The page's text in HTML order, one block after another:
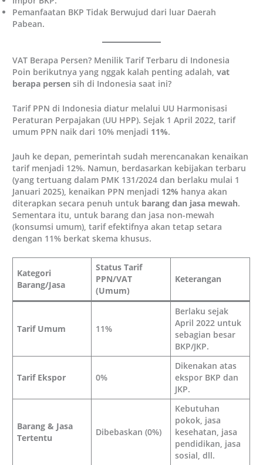
Pemanfaatan BKP Tidak Berwujud dari luar Daerah
Pabean.
VAT Berapa Persen? Menilik Tarif Terbaru di Indonesia
Poin berikutnya yang nggak kalah penting adalah,vat
berapa persen sih di Indonesia saat ini?
Tarif PPN di Indonesia diatur melalui UU Harmonisasi
Peraturan Perpajakan (UU HPP). Sejak 1 April 2022, tarif
umum PPN naik dari 10% menjadi 11%.
Jauh ke depan, pemerintah sudah merencanakan kenaikan
tarif menjadi 12%. Namun, berdasarkan kebijakan terbaru
(yang tertuang dalam PMK 131/2024 dan berlaku mulai 1
Januari 2025), kenaikan PPN menjadi 12% hanya akan
diterapkan secara penuh untuk barang dan jasa mewah.
Sementara itu, untuk barang dan jasa non-mewah
(konsumsi umum), tarif efektifnya akan tetap setara
dengan 11% berkat skema khusus.
Kategori
Barang/Jasa
Status Tarif
PPN/VAT
(Umum)
Keterangan
Tarif Umum 11%
Berlaku sejak
April 2022 untuk
sebagian besar
BKP/JKP.
Tarif Ekspor 0%
Dikenakan atas
ekspor BKP dan
JKP.
Barang & Jasa
Tertentu
Dibebaskan (0%)
Kebutuhan
pokok, jasa
kesehatan, jasa
pendidikan, jasa
sosial, dll.